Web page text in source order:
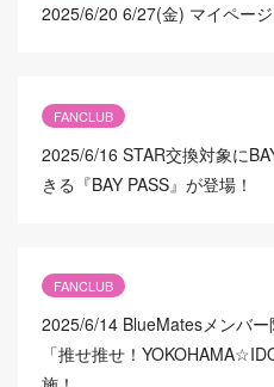
2025/6/20 6/27(金) マイペー
FANCLUB
2025/6/16 STAR交換対象に
きる『BAY PASS』が登場！
FANCLUB
2025/6/14 BlueMatesメンバ
「推せ推せ！